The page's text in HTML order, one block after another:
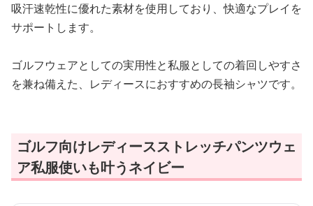
吸汗速乾性に優れた素材を使用しており、快適なプレイを
サポートします。
ゴルフウェアとしての実用性と私服としての着回しやすさ
を兼ね備えた、レディースにおすすめの長袖シャツです。
ゴルフ向けレディースストレッチパンツウェ
ア私服使いも叶うネイビー